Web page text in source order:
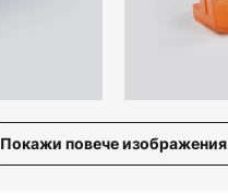
Покажи повече изображения